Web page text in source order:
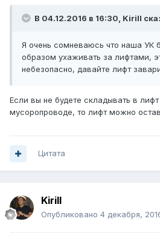
В 04.12.2016 в 16:30, Kirill
Я очень сомневаюсь что наша УК
образом ухаживать за лифтами,
небезопасно, давайте лифт
Если вы не будете складывать в
мусоропроводе, то лифт можно
Цитата
Kirill
Опубликовано 4 декабря,